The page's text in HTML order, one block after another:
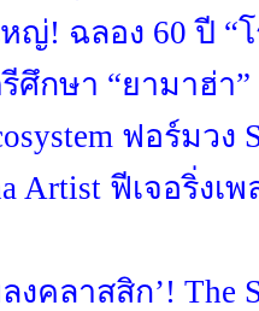
ญ่! ฉลอง 60 ปี “
กษา “ยามาฮ่า”
ฟอร์มวง
Artist ฟีเจอริ่งเ
งคลาสสิก’! The